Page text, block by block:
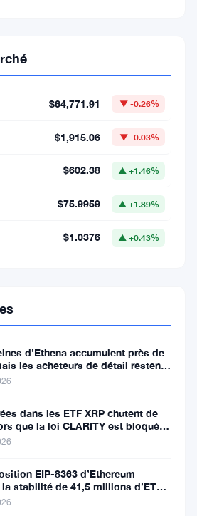
$64,771.91 ▼ -0.26%
$1,915.06 ▼ -0.03%
$602.38 ▲ +1.46%
$75.9959 ▲ +1.89%
$1.0376 ▲ +0.43%
d’Ethena accumulent près de
les acheteurs de détail restent
dans les ETF XRP chutent de
que la loi CLARITY est bloquée
du Sénat
EIP-8363 d’Ethereum
stabilité de 41,5 millions d’ETH
de la DeFi